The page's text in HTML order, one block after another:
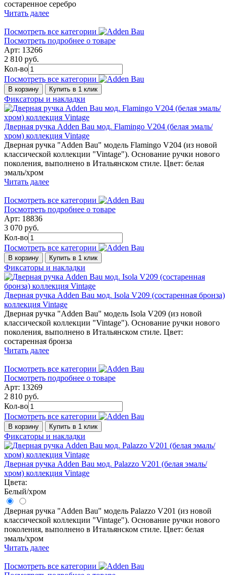
состаренное серебро
Читать далее
Посмотреть все категории
Посмотреть подробнее о товаре
Арт: 13266
2 810 руб.
Кол-во
Посмотреть все категории
В корзину Купить в 1 клик
Фиксаторы и накладки
Дверная ручка Adden Bau мод. Flamingo V204 (белая эмаль/
хром) коллекция Vintage
Дверная ручка "Adden Bau" модель Flamingo V204 (из новой
классической коллекции "Vintage"). Основание ручки нового
поколения, выполнено в Итальянском стиле. Цвет: белая
эмаль/хром
Читать далее
Посмотреть все категории
Посмотреть подробнее о товаре
Арт: 18836
3 070 руб.
Кол-во
Посмотреть все категории
В корзину Купить в 1 клик
Фиксаторы и накладки
Дверная ручка Adden Bau мод. Isola V209 (состаренная бронза)
коллекция Vintage
Дверная ручка "Adden Bau" модель Isola V209 (из новой
классической коллекции "Vintage"). Основание ручки нового
поколения, выполнено в Итальянском стиле. Цвет:
состаренная бронза
Читать далее
Посмотреть все категории
Посмотреть подробнее о товаре
Арт: 13269
2 810 руб.
Кол-во
Посмотреть все категории
В корзину Купить в 1 клик
Фиксаторы и накладки
Дверная ручка Adden Bau мод. Palazzo V201 (белая эмаль/
хром) коллекция Vintage
Цвета:
Белый/хром
Дверная ручка "Adden Bau" модель Palazzo V201 (из новой
классической коллекции "Vintage"). Основание ручки нового
поколения, выполнено в Итальянском стиле. Цвет: белая
эмаль/хром
Читать далее
Посмотреть все категории